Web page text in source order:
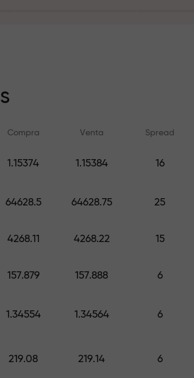
en la pista
de
—
Compra Venta Spread
1.15374 1.15384 16
64628.5 64628.75 25
4268.11 4268.22 15
157.879 157.888 6
1.34554 1.34564 6
219.08 219.14 6
Aprenda a operar desde cero —